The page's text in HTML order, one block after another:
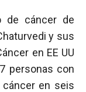
de cáncer de
y sus
en EE UU
personas con
en seis